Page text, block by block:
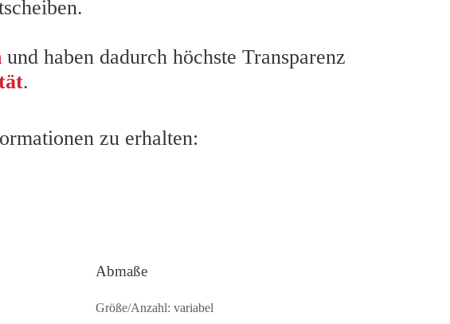
und haben dadurch höchste Transparenz
.
zu erhalten:
Abmaße
Größe/Anzahl: variabel